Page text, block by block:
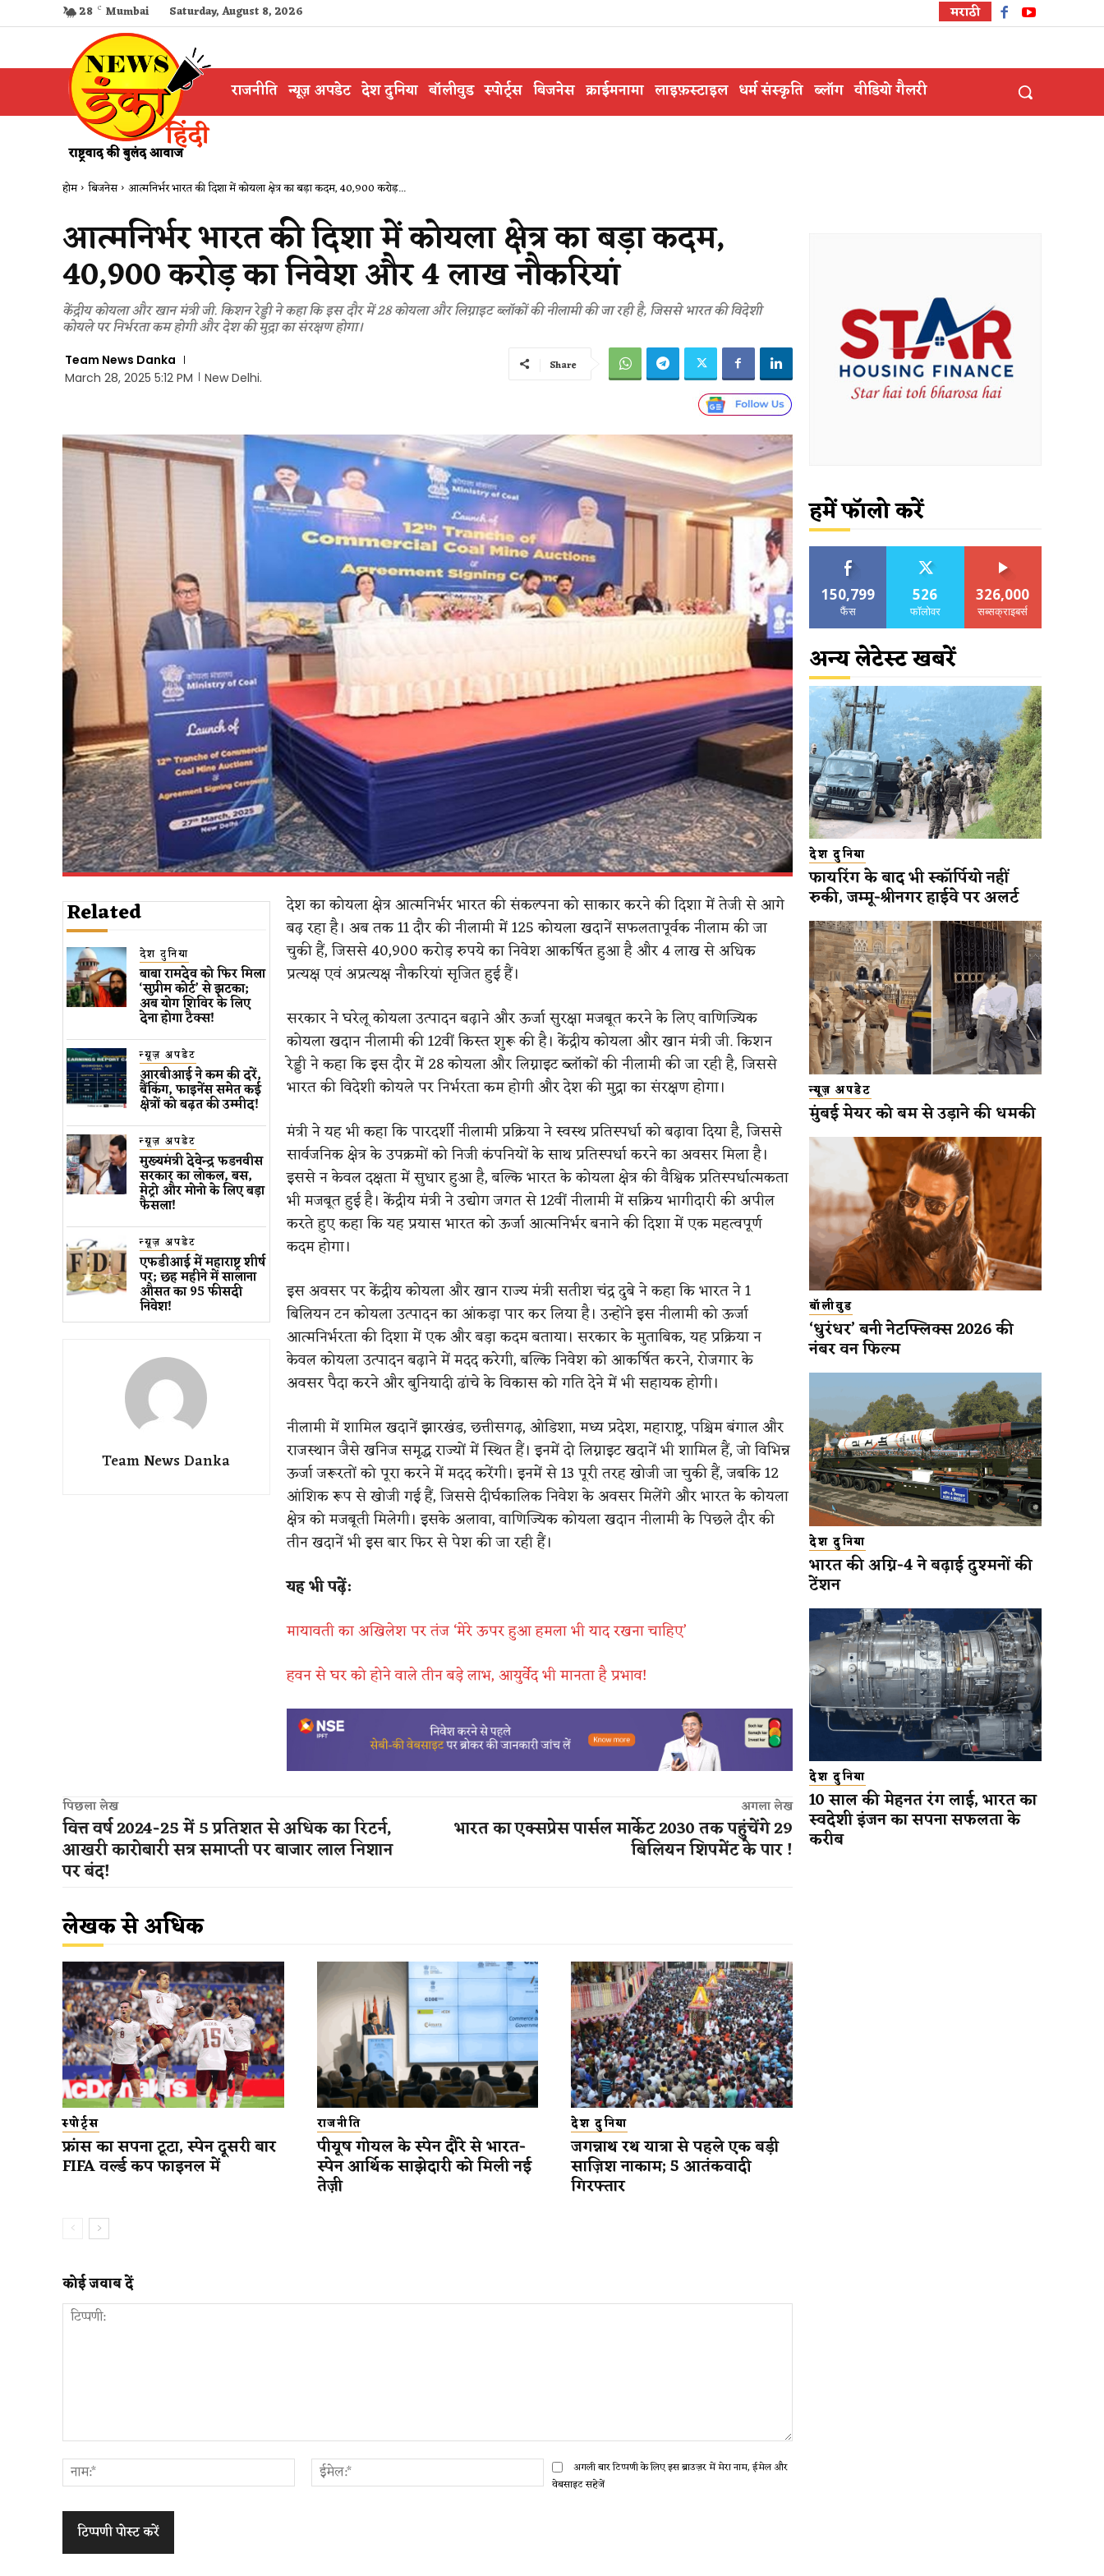
28 C Mumbai Saturday, August 8, 2026 मराठी
राजनीति न्यूज़ अपडेट देश दुनिया बॉलीवुड स्पोर्ट्स बिजनेस क्राईमनामा लाइफ़स्टाइल धर्म संस्कृति ब्लॉग वीडियो गैलरी
होम बिजनेस आत्मनिर्भर भारत की दिशा में कोयला क्षेत्र का बड़ा कदम, 40,900 करोड़...
आत्मनिर्भर भारत की दिशा में कोयला क्षेत्र का बड़ा कदम,
40,900 करोड़ का निवेश और 4 लाख नौकरियां
केंद्रीय कोयला और खान मंत्री जी. किशन रेड्डी ने कहा कि इस दौर में 28 कोयला और लिग्नाइट ब्लॉकों की नीलामी की जा रही है, जिससे भारत की विदेशी
कोयले पर निर्भरता कम होगी और देश की मुद्रा का संरक्षण होगा।
Team News Danka
March 28, 2025 5:12 PM
New Delhi.
Share
Related
देश दुनिया
बाबा रामदेव को फिर मिला
‘सुप्रीम कोर्ट’ ​से​ झटका;
अब योग शिविर के लिए
देना होगा टैक्स​!
न्यूज़ अपडेट
आरबीआई ने कम की दरें,
बैंकिंग, फाइनेंस समेत कई
क्षेत्रों को बढ़त की उम्मीद!
न्यूज़ अपडेट
मुख्यमंत्री देवेन्द्र फडनवीस
सरकार का लोकल, बस,
मेट्रो और मोनो के लिए बड़ा
फैसला!
न्यूज़ अपडेट
एफडीआई में महाराष्ट्र शीर्ष
पर; छह महीने में सालाना
औसत का 95 फीसदी
निवेश!
Team News Danka
देश का कोयला क्षेत्र आत्मनिर्भर भारत की संकल्पना को साकार करने की दिशा में तेजी से आगे
बढ़ रहा है। अब तक 11 दौर की नीलामी में 125 कोयला खदानें सफलतापूर्वक नीलाम की जा
चुकी हैं, जिससे 40,900 करोड़ रुपये का निवेश आकर्षित हुआ है और 4 लाख से अधिक
प्रत्यक्ष एवं अप्रत्यक्ष नौकरियां सृजित हुई हैं।
सरकार ने घरेलू कोयला उत्पादन बढ़ाने और ऊर्जा सुरक्षा मजबूत करने के लिए वाणिज्यिक
कोयला खदान नीलामी की 12वीं किस्त शुरू की है। केंद्रीय कोयला और खान मंत्री जी. किशन
रेड्डी ने कहा कि इस दौर में 28 कोयला और लिग्नाइट ब्लॉकों की नीलामी की जा रही है, जिससे
भारत की विदेशी कोयले पर निर्भरता कम होगी और देश की मुद्रा का संरक्षण होगा।
मंत्री ने यह भी कहा कि पारदर्शी नीलामी प्रक्रिया ने स्वस्थ प्रतिस्पर्धा को बढ़ावा दिया है, जिससे
सार्वजनिक क्षेत्र के उपक्रमों को निजी कंपनियों के साथ प्रतिस्पर्धा करने का अवसर मिला है।
इससे न केवल दक्षता में सुधार हुआ है, बल्कि भारत के कोयला क्षेत्र की वैश्विक प्रतिस्पर्धात्मकता
भी मजबूत हुई है। केंद्रीय मंत्री ने उद्योग जगत से 12वीं नीलामी में सक्रिय भागीदारी की अपील
करते हुए कहा कि यह प्रयास भारत को ऊर्जा आत्मनिर्भर बनाने की दिशा में एक महत्वपूर्ण
कदम होगा।
इस अवसर पर केंद्रीय कोयला और खान राज्य मंत्री सतीश चंद्र दुबे ने कहा कि भारत ने 1
बिलियन टन कोयला उत्पादन का आंकड़ा पार कर लिया है। उन्होंने इस नीलामी को ऊर्जा
आत्मनिर्भरता की दिशा में एक और बड़ा कदम बताया। सरकार के मुताबिक, यह प्रक्रिया न
केवल कोयला उत्पादन बढ़ाने में मदद करेगी, बल्कि निवेश को आकर्षित करने, रोजगार के
अवसर पैदा करने और बुनियादी ढांचे के विकास को गति देने में भी सहायक होगी।
नीलामी में शामिल खदानें झारखंड, छत्तीसगढ़, ओडिशा, मध्य प्रदेश, महाराष्ट्र, पश्चिम बंगाल और
राजस्थान जैसे खनिज समृद्ध राज्यों में स्थित हैं। इनमें दो लिग्नाइट खदानें भी शामिल हैं, जो विभिन्न
ऊर्जा जरूरतों को पूरा करने में मदद करेंगी। इनमें से 13 पूरी तरह खोजी जा चुकी हैं, जबकि 12
आंशिक रूप से खोजी गई हैं, जिससे दीर्घकालिक निवेश के अवसर मिलेंगे और भारत के कोयला
क्षेत्र को मजबूती मिलेगी। इसके अलावा, वाणिज्यिक कोयला खदान नीलामी के पिछले दौर की
तीन खदानें भी इस बार फिर से पेश की जा रही हैं।
यह भी पढ़ें:
मायावती का अखिलेश पर तंज ‘मेरे ऊपर हुआ हमला भी याद रखना चाहिए’
हवन से घर को होने वाले तीन बड़े लाभ, आयुर्वेद भी मानता है प्रभाव!
पिछला लेख
वित्त वर्ष 2024-25 में 5 प्रतिशत से अधिक का रिटर्न,
आखरी कारोबारी सत्र समाप्ती पर बाजार लाल निशान
पर बंद!
अगला लेख
भारत का एक्सप्रेस पार्सल मार्केट 2030 तक पहुंचेंगे 29
बिलियन शिपमेंट के पार !
लेखक से अधिक
स्पोर्ट्स
फ्रांस का सपना टूटा, स्पेन दूसरी बार
FIFA वर्ल्ड कप फाइनल में
राजनीति
पीयूष गोयल के स्पेन दौरे से भारत-
स्पेन आर्थिक साझेदारी को मिली नई
तेज़ी
देश दुनिया
जगन्नाथ रथ यात्रा से पहले एक बड़ी
साज़िश नाकाम; 5 आतंकवादी
गिरफ्तार
कोई जवाब दें
नाम:*
ईमेल:*अगली बार टिप्पणी के लिए इस ब्राउज़र में मेरा नाम, ईमेल और
वेबसाइट सहेजें
हमें फॉलो करें
150,799
फैंस
526
फॉलोवर
326,000
सब्सक्राइबर्स
अन्य लेटेस्ट खबरें
देश दुनिया
फायरिंग के बाद भी स्कॉर्पियो नहीं
रुकी, जम्मू-श्रीनगर हाईवे पर अलर्ट
न्यूज़ अपडेट
मुंबई मेयर को बम से उड़ाने की धमकी
बॉलीवुड
‘धुरंधर’ बनी नेटफ्लिक्स 2026 की
नंबर वन फिल्म
देश दुनिया
भारत की अग्नि-4 ने बढ़ाई दुश्मनों की
टेंशन
देश दुनिया
10 साल की मेहनत रंग लाई, भारत का
स्वदेशी इंजन का सपना सफलता के
करीब